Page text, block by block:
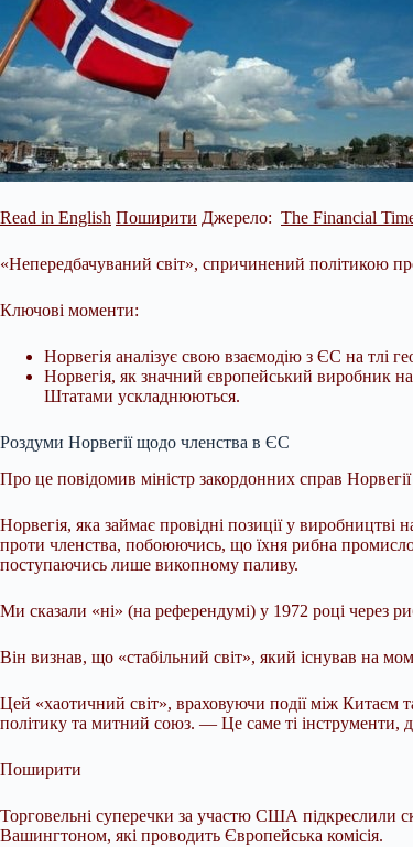
Read in English Поширити Джерело: The Financial
«Непередбачуваний світ», спричинений політикою
Ключові моменти:
Норвегія аналізує свою взаємодію з ЄС на тлі
Норвегія, як значний європейський виробник
Штатами ускладнюються.
Роздуми Норвегії щодо членства в ЄС
Про це повідомив міністр закордонних справ
Норвегія, яка займає провідні позиції у
проти членства, побоюючись, що їхня рибна
поступаючись лише викопному паливу.
Ми сказали «ні» (на референдумі) у 1972 році через
Він визнав, що «стабільний світ», який існував на
Цей «хаотичний світ», враховуючи події між Китаєм
політику та митний союз. — Це саме ті інструменти,
Поширити
Торговельні суперечки за участю США підкреслили
Вашингтоном, які проводить Європейська комісія.